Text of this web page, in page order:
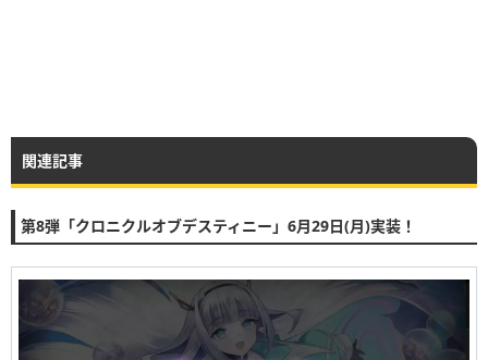
関連記事
第8弾「クロニクルオブデスティニー」6月29日(月)実装！